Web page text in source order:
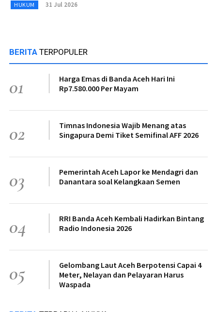
HUKUM 31 Jul 2026
BERITA TERPOPULER
01
Harga Emas di Banda Aceh Hari Ini
Rp7.580.000 Per Mayam
02
Timnas Indonesia Wajib Menang atas
Singapura Demi Tiket Semifinal AFF 2026
03
Pemerintah Aceh Lapor ke Mendagri dan
Danantara soal Kelangkaan Semen
04
RRI Banda Aceh Kembali Hadirkan Bintang
Radio Indonesia 2026
05
Gelombang Laut Aceh Berpotensi Capai 4
Meter, Nelayan dan Pelayaran Harus
Waspada